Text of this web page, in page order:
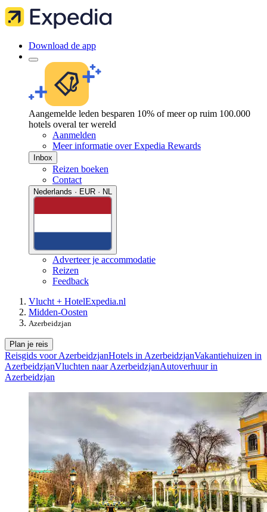
Download de app
Aangemelde leden besparen 10% of meer op ruim 100.000
hotels overal ter wereld
Aanmelden
Meer informatie over Expedia Rewards
Inbox
Reizen boeken
Contact
Nederlands · EUR · NL
Adverteer je accommodatie
Reizen
Feedback
Vlucht + HotelExpedia.nl
Midden-Oosten
Azerbeidzjan
Plan je reis
Reisgids voor AzerbeidzjanHotels in AzerbeidzjanVakantiehuizen in
AzerbeidzjanVluchten naar AzerbeidzjanAutoverhuur in
Azerbeidzjan